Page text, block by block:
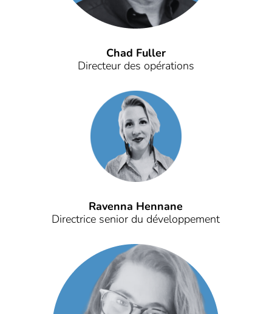
Chad Fuller
Directeur des opérations
Ravenna Hennane
Directrice senior du développement